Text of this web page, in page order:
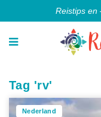
Reistips en
Tag 'rv'
Nederland